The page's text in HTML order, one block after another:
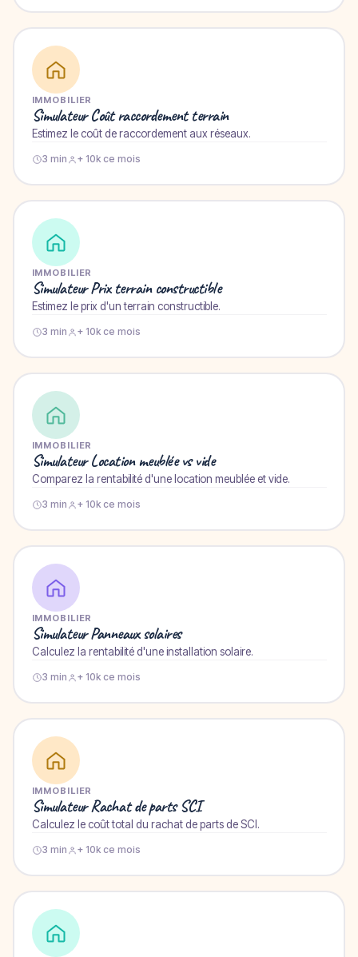
IMMOBILIER
Simulateur Coût raccordement terrain
Estimez le coût de raccordement aux réseaux.
3 min + 10k ce mois
IMMOBILIER
Simulateur Prix terrain constructible
Estimez le prix d'un terrain constructible.
3 min + 10k ce mois
IMMOBILIER
Simulateur Location meublée vs vide
Comparez la rentabilité d'une location meublée et vide.
3 min + 10k ce mois
IMMOBILIER
Simulateur Panneaux solaires
Calculez la rentabilité d'une installation solaire.
3 min + 10k ce mois
IMMOBILIER
Simulateur Rachat de parts SCI
Calculez le coût total du rachat de parts de SCI.
3 min + 10k ce mois